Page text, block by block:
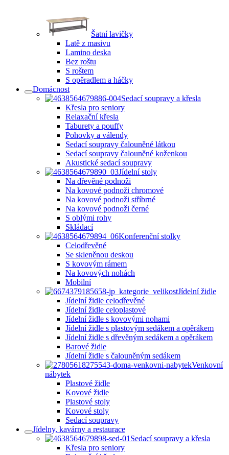
Šatní lavičky
Latě z masivu
Lamino deska
Bez roštu
S roštem
S opěradlem a háčky
Domácnost
Sedací soupravy a křesla
Křesla pro seniory
Relaxační křesla
Taburety a pouffy
Pohovky a válendy
Sedací soupravy čalouněné látkou
Sedací soupravy čalouněné koženkou
Akustické sedací soupravy
Jídelní stoly
Na dřevěné podnoži
Na kovové podnoži chromové
Na kovové podnoži stříbrné
Na kovové podnoži černé
S oblými rohy
Skládací
Konferenční stolky
Celodřevěné
Se skleněnou deskou
S kovovým rámem
Na kovových nohách
Mobilní
Jídelní židle
Jídelní židle celodřevěné
Jídelní židle celoplastové
Jídelní židle s kovovými nohami
Jídelní židle s plastovým sedákem a opěrákem
Jídelní židle s dřevěným sedákem a opěrákem
Barové židle
Jídelní židle s čalouněným sedákem
Venkovní
nábytek
Plastové židle
Kovové židle
Plastové stoly
Kovové stoly
Sedací soupravy
Jídelny, kavárny a restaurace
Sedací soupravy a křesla
Křesla pro seniory